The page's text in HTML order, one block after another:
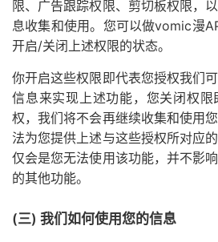
限、广告跟踪权限、剪切板权限，
息收集和使用。您可以做vomic漫
开启/关闭上述权限的状态。
你开启这些权限即代表您授权我们
信息来实现上述功能，您关闭权
权，我们将不会再继续收集和使用
法为您提供上述与这些授权所对应
仅会是您无法使用该功能，并不影
的其他功能。
(三) 我们如何使用您的信息